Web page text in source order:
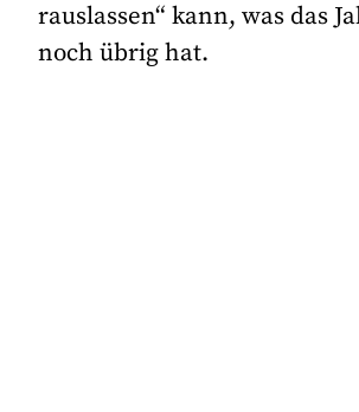
rauslassen“ kann, was das
noch übrig hat.